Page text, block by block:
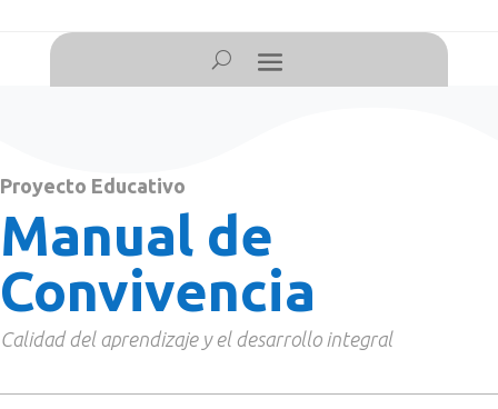
Proyecto Educativo
Manual de
Convivencia
Calidad del aprendizaje y el desarrollo integral